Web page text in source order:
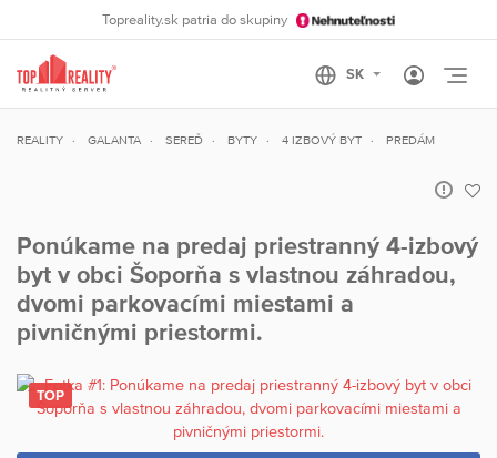
Topreality.sk patria do skupiny
REALITY GALANTA SEREĎ BYTY 4 IZBOVÝ BYT PREDÁM
Ponúkame na predaj priestranný 4-izbový
byt v obci Šoporňa s vlastnou záhradou,
dvomi parkovacími miestami a
pivničnými priestormi.